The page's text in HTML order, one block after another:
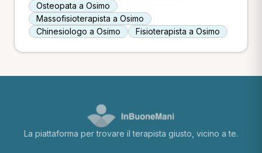
Osteopata a Osimo
Massofisioterapista a Osimo
Chinesiologo a Osimo
Fisioterapista a Osimo
La piattaforma per trovare il terapista giusto, vicino a te.